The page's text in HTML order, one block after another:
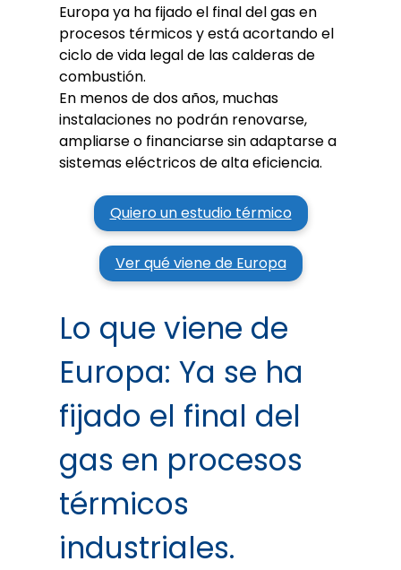
Europa ya ha fijado el final del gas en
procesos térmicos y está acortando el
ciclo de vida legal de las calderas de
combustión.
En menos de dos años, muchas
instalaciones no podrán renovarse,
ampliarse o financiarse sin adaptarse a
sistemas eléctricos de alta eficiencia.
Quiero un estudio térmico
Ver qué viene de Europa
Lo que viene de
Europa: Ya se ha
fijado el final del
gas en procesos
térmicos
industriales.